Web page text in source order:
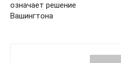
означает решение
Вашингтона